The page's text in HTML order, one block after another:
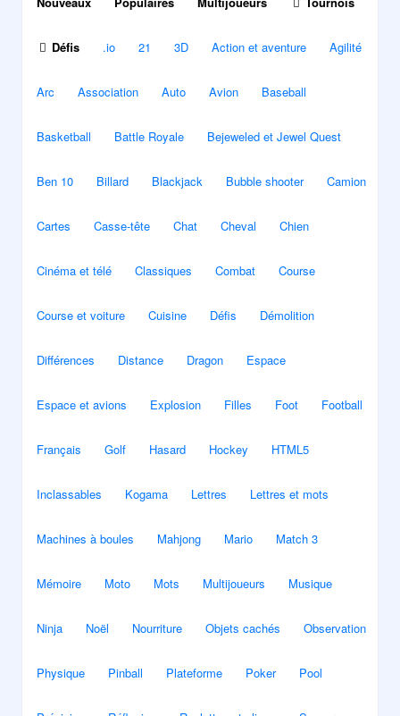
Défis .io 21 3D Action et aventure Agilité
Arc Association Auto Avion Baseball
Basketball Battle Royale Bejeweled et Jewel Quest
Ben 10 Billard Blackjack Bubble shooter Camion
Cartes Casse-tête Chat Cheval Chien
Cinéma et télé Classiques Combat Course
Course et voiture Cuisine Défis Démolition
Différences Distance Dragon Espace
Espace et avions Explosion Filles Foot Football
Français Golf Hasard Hockey HTML5
Inclassables Kogama Lettres Lettres et mots
Machines à boules Mahjong Mario Match 3
Mémoire Moto Mots Multijoueurs Musique
Ninja Noël Nourriture Objets cachés Observation
Physique Pinball Plateforme Poker Pool